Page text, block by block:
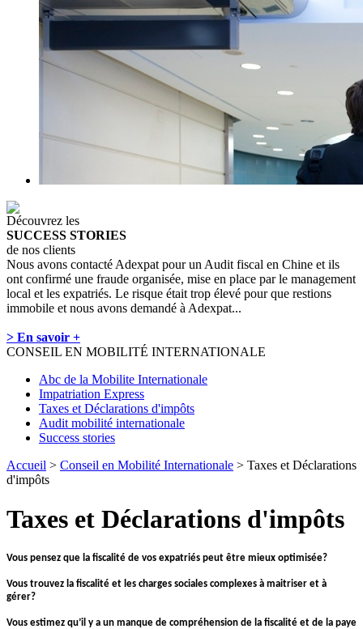
Découvrez les
SUCCESS STORIES
de nos clients
Nous avons contacté Adexpat pour un Audit fiscal en Chine et ils
ont confirmé une fraude organisée, mise en place par le management
local et les expatriés. Le risque était trop élevé pour que restions
immobile et nous avons demandé à Adexpat...
> En savoir +
CONSEIL EN MOBILITÉ INTERNATIONALE
Abc de la Mobilite Internationale
Impatriation Express
Taxes et Déclarations d'impôts
Audit mobilité internationale
Success stories
Accueil > Conseil en Mobilité Internationale > Taxes et Déclarations
d'impôts
Taxes et Déclarations d'impôts
Vous pensez que la fiscalité de vos expatriés peut être mieux optimisée?
Vous trouvez la fiscalité et les charges sociales complexes à maitriser et à
gérer?
Vous estimez qu’il y a un manque de compréhension de la fiscalité et de la paye